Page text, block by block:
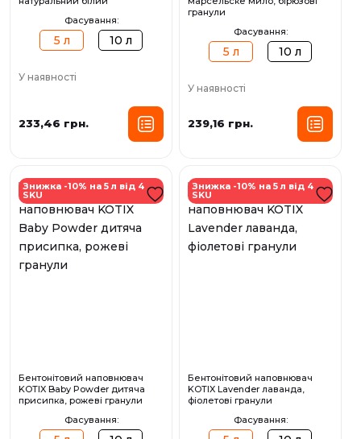
Фасування:
5 л 10 л
У наявності
233,46 грн.
гранули
Фасування:
5 л 10 л
У наявності
239,16 грн.
Знижка -10% на 5 л від 4
SKU
Бентонітовий наповнювач
KOTIX Baby Powder дитяча
присипка, рожеві гранули
Фасування:
Знижка -10% на 5 л від 4
SKU
Бентонітовий наповнювач
KOTIX Lavender лаванда,
фіолетові гранули
Фасування: